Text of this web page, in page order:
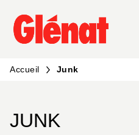
MENU RECHERCHE
PIED DE PAGE
Accueil Junk
JUNK